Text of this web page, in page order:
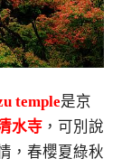
temple是京
水寺 ，可別說
，春櫻夏綠秋